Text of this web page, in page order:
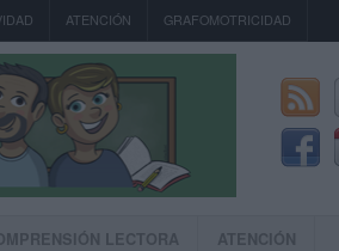
ATENCIÓN GRAFOMOTRICIDAD
LECTORA ATENCIÓN